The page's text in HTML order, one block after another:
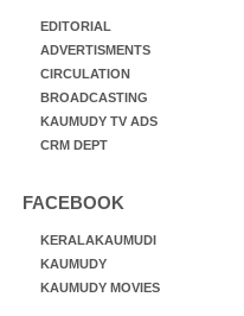
EDITORIAL
ADVERTISMENTS
CIRCULATION
BROADCASTING
KAUMUDY TV ADS
CRM DEPT
FACEBOOK
KERALAKAUMUDI
KAUMUDY
KAUMUDY MOVIES